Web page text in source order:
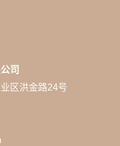
司
区洪金路24号